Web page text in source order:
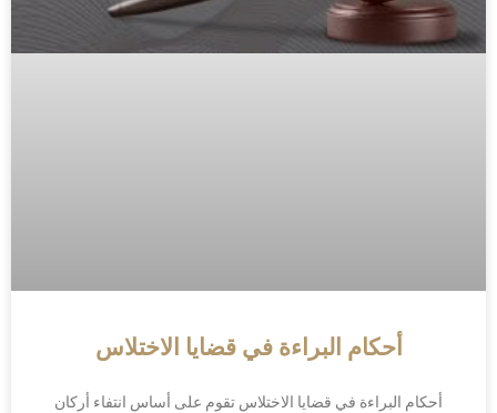
أحكام البراءة في قضايا الاختلاس
أحكام البراءة في قضايا الاختلاس تقوم على أساس انتفاء أركان